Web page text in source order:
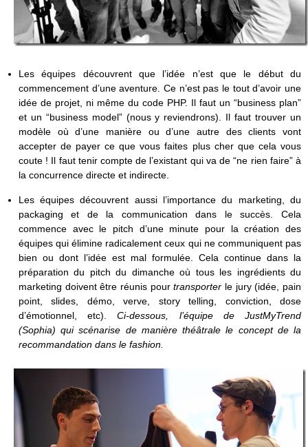
Les équipes découvrent que l’idée n’est que le début du
commencement d’une aventure. Ce n’est pas le tout d’avoir une
idée de projet, ni même du code PHP. Il faut un “business plan”
et un “business model” (nous y reviendrons). Il faut trouver un
modèle où d’une manière ou d’une autre des clients vont
accepter de payer ce que vous faites plus cher que cela vous
coute ! Il faut tenir compte de l’existant qui va de “ne rien faire” à
la concurrence directe et indirecte.
Les équipes découvrent aussi l’importance du marketing, du
packaging et de la communication dans le succès. Cela
commence avec le pitch d’une minute pour la création des
équipes qui élimine radicalement ceux qui ne communiquent pas
bien ou dont l’idée est mal formulée. Cela continue dans la
préparation du pitch du dimanche où tous les ingrédients du
marketing doivent être réunis pourtransporter le jury (idée, pain
point, slides, démo, verve, story telling, conviction, dose
d’émotionnel, etc).Ci-dessous, l’équipe de JustMyTrend
(Sophia) qui scénarise de manière théâtrale le concept de la
recommandation dans le fashion.